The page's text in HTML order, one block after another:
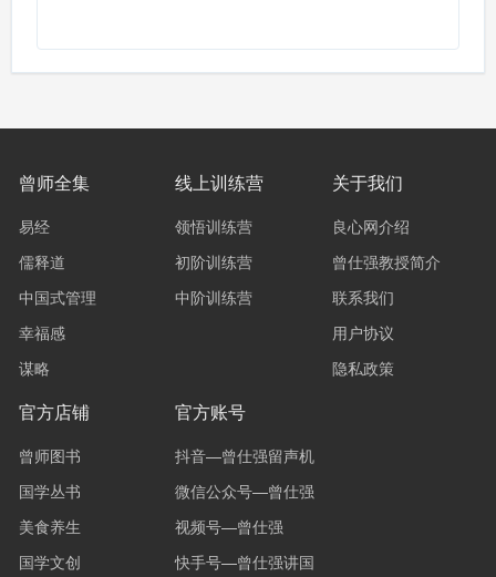
曾师全集
易经
儒释道
中国式管理
幸福感
谋略
线上训练营
领悟训练营
初阶训练营
中阶训练营
关于我们
良心网介绍
曾仕强教授简介
联系我们
用户协议
隐私政策
官方店铺
曾师图书
国学丛书
美食养生
国学文创
官方账号
抖音—曾仕强留声机
微信公众号—曾仕强
视频号—曾仕强
快手号—曾仕强讲国